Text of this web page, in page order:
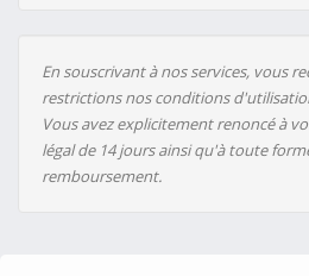
En souscrivant à nos services, vous
restrictions nos conditions
Vous avez explicitement renoncé à
légal de 14 jours ainsi qu'à toute
remboursement.